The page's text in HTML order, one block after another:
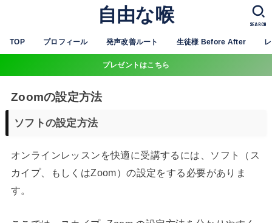
自由な喉
TOP プロフィール 発声改善ルート 生徒様 Before After
SEARCH
プレゼントはこちら
Zoomの設定方法
ソフトの設定方法
オンラインレッスンを快適に受講するには、ソフト（ス
カイプ、もしくはZoom）の設定をする必要がありま
す。